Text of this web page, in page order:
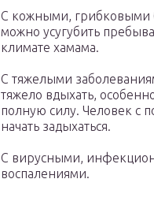
С кожными, грибковыми
можно усугубить
климате хамама.
С тяжелыми
тяжело вдыхать,
полную силу. Человек с
начать задыхаться.
С вирусными,
воспалениями.